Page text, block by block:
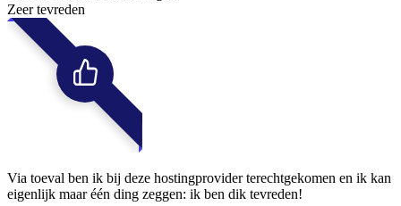
Zeer tevreden
Via toeval ben ik bij deze hostingprovider terechtgekomen en ik kan
eigenlijk maar één ding zeggen: ik ben dik tevreden!